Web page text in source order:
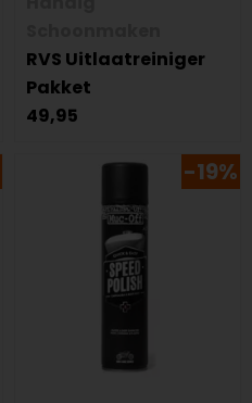
RVS Uitlaatreiniger
Pakket
49,95
-19%